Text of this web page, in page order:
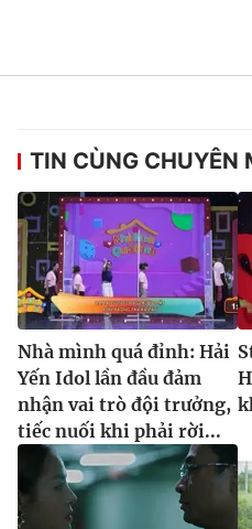
TIN CÙNG CHUYÊN
Nhà mình quá đỉnh: Hải
Yến Idol lần đầu đảm
nhận vai trò đội trưởng,
tiếc nuối khi phải rời...